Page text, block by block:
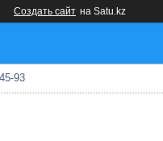
Создать сайт на Satu.kz
93